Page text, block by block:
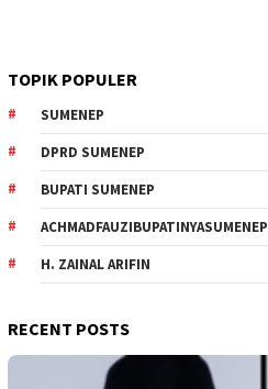
TOPIK POPULER
SUMENEP
DPRD SUMENEP
BUPATI SUMENEP
ACHMADFAUZIBUPATINYASUMENEP
H. ZAINAL ARIFIN
RECENT POSTS